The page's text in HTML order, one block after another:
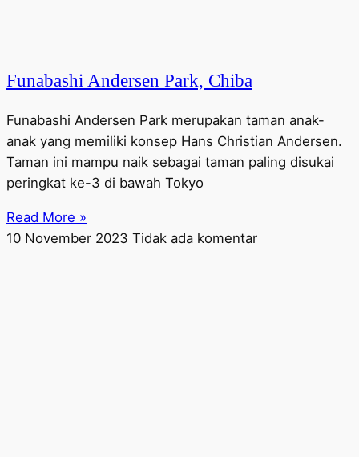
Funabashi Andersen Park, Chiba
Funabashi Andersen Park merupakan taman anak-
anak yang memiliki konsep Hans Christian Andersen.
Taman ini mampu naik sebagai taman paling disukai
peringkat ke-3 di bawah Tokyo
Read More »
10 November 2023 Tidak ada komentar